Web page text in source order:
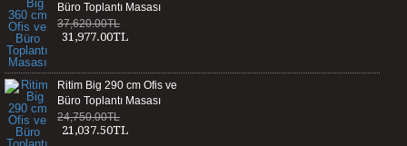
Büro Toplantı Masası
37,620.00TL
31,977.00TL
Ritim Big 290 cm Ofis ve
Büro Toplantı Masası
24,750.00TL
21,037.50TL